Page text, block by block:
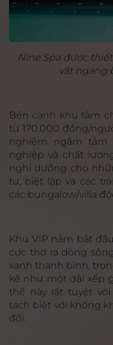
Nine Spa được
vắt ngang
Bên cạnh khu tắm
từ 170.000 đồng/
nghiệm ngâm
nghiệp và chất
nghỉ dưỡng cho
tư, biệt lập và các
các bungalow/villa
Khu VIP nằm bắt
cực thơ ra dòng
xanh thanh bình,
kế như một dải xếp
thế này rất tuyệt
tách biệt với không
đồi.